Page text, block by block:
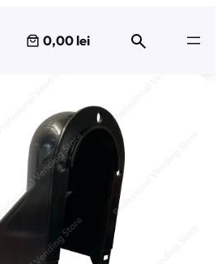
0,00 lei